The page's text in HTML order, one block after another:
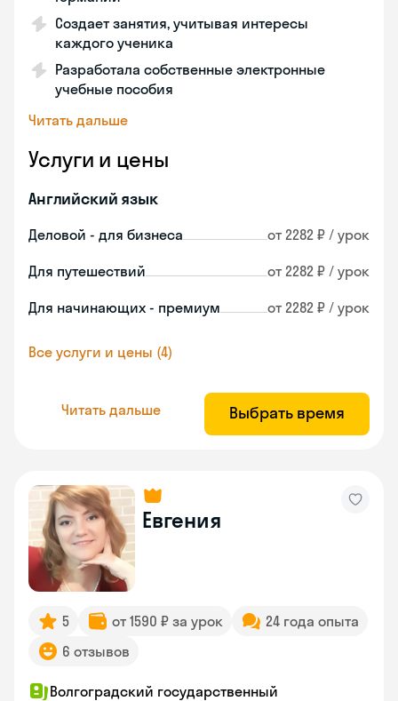
Создает занятия, учитывая интересы
каждого ученика
Разработала собственные электронные
учебные пособия
Читать дальше
Услуги и цены
Английский язык
Деловой - для бизнеса от 2282 ₽ / урок
Для путешествий от 2282 ₽ / урок
Для начинающих - премиум от 2282 ₽ / урок
Все услуги и цены (4)
Читать дальше Выбрать время
Евгения
5 от 1590 ₽ за урок
24 года опыта
6 отзывов
Волгоградский государственный